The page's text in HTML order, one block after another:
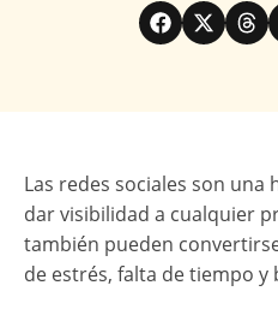
Las redes sociales son una
dar visibilidad a cualquier
también pueden
de estrés, falta de tiempo y